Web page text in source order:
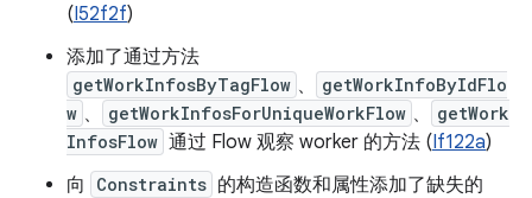
(I52f2f)
添加了通过方法
getWorkInfosByTagFlow 、
getWorkInfoByIdFlo
w 、 getWorkInfosForUniqueWorkFlow 、
getWork
InfosFlow 通过 Flow 观察 worker 的方法 (If122a)
向
Constraints 的构造函数和属性添加了缺失的